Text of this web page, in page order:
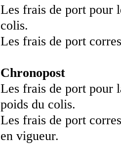
Les frais de port pour
colis.
Les frais de port
Chronopost
Les frais de port pour
poids du colis.
Les frais de port
en vigueur.